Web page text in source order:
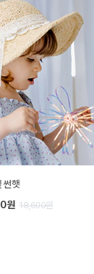
썬햇
원 18,600원